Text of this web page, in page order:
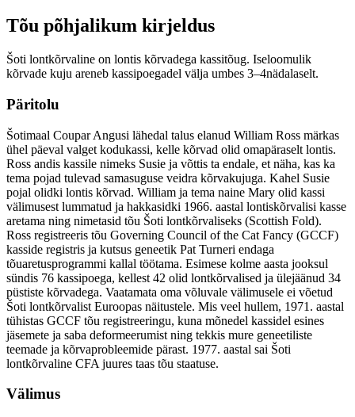
Tõu põhjalikum kirjeldus
Šoti lontkõrvaline on lontis kõrvadega kassitõug. Iseloomulik
kõrvade kuju areneb kassipoegadel välja umbes 3–4nädalaselt.
Päritolu
Šotimaal Coupar Angusi lähedal talus elanud William Ross märkas
ühel päeval valget kodukassi, kelle kõrvad olid omapäraselt lontis.
Ross andis kassile nimeks Susie ja võttis ta endale, et näha, kas ka
tema pojad tulevad samasuguse veidra kõrvakujuga. Kahel Susie
pojal olidki lontis kõrvad. William ja tema naine Mary olid kassi
välimusest lummatud ja hakkasidki 1966. aastal lontiskõrvalisi kasse
aretama ning nimetasid tõu Šoti lontkõrvaliseks (Scottish Fold).
Ross registreeris tõu Governing Council of the Cat Fancy (GCCF)
kasside registris ja kutsus geneetik Pat Turneri endaga
tõuaretusprogrammi kallal töötama. Esimese kolme aasta jooksul
sündis 76 kassipoega, kellest 42 olid lontkõrvalised ja ülejäänud 34
püstiste kõrvadega. Vaatamata oma võluvale välimusele ei võetud
Šoti lontkõrvalist Euroopas näitustele. Mis veel hullem, 1971. aastal
tühistas GCCF tõu registreeringu, kuna mõnedel kassidel esines
jäsemete ja saba deformeerumist ning tekkis mure geneetiliste
teemade ja kõrvaprobleemide pärast. 1977. aastal sai Šoti
lontkõrvaline CFA juures taas tõu staatuse.
Välimus